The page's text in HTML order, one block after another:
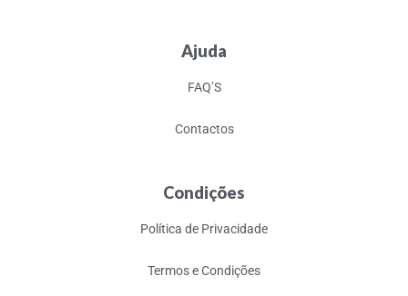
Ajuda
FAQ’S
Contactos
Condições
Política de Privacidade
Termos e Condições